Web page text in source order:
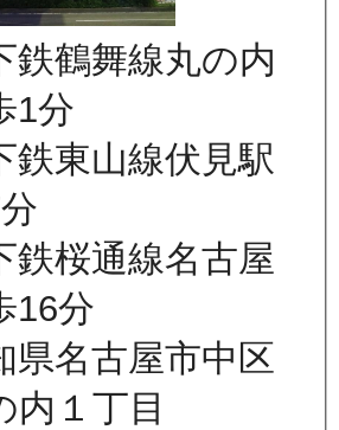
鉄鶴舞線丸の内
1分
鉄東山線伏見駅
鉄桜通線名古屋
16分
県名古屋市中区
内１丁目